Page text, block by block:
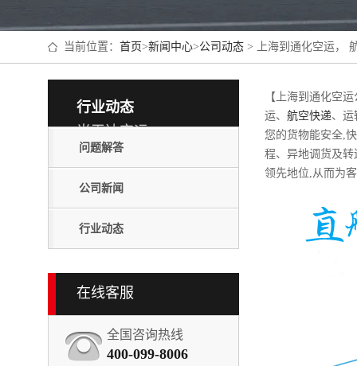
当前位置： 首页>新闻中心>公司动态 > 上海到通化空运，
行业动态
当天达空运
问题解答
公司新闻
行业动态
在线客服
全国咨询热线
400-099-8006
【上海到通化空
运、 航空快递、运
您的货物能安全,
程、异地调货及
领先地位,从而为